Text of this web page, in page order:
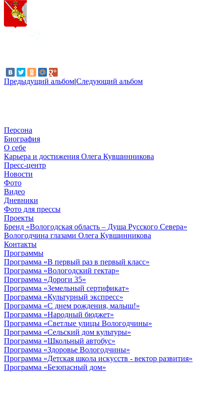
Предыдущий альбом|Следующий альбом
Персона
Биография
О себе
Карьера и достижения Олега Кувшинникова
Пресс-центр
Новости
Фото
Видео
Дневники
Фото для прессы
Проекты
Бренд «Вологодская область – Душа Русского Севера»
Вологодчина глазами Олега Кувшинникова
Контакты
Программы
Программа «В первый раз в первый класс»
Программа «Вологодский гектар»
Программа «Дороги 35»
Программа «Земельный сертификат»
Программа «Культурный экспресс»
Программа «С днем рождения, малыш!»
Программа «Народный бюджет»
Программа «Светлые улицы Вологодчины»
Программа «Сельский дом культуры»
Программа «Школьный автобус»
Программа «Здоровье Вологодчины»
Программа «Детская школа искусств - вектор развития»
Программа «Безопасный дом»